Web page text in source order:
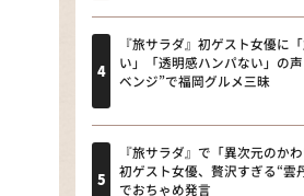
ＬＩＦＥ～夢のカ
新婚さんいらっし
ザキ山小屋本館
『旅サラダ』初ゲスト女優に
い」「透明感ハンパない」の
ベンジ”で福岡グルメ三昧
『旅サラダ』で「異次元のか
初ゲスト女優、贅沢すぎる“雲
でおちゃめ発言